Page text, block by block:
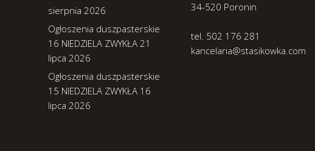
sierpnia 2026
Ogłoszenia duszpasterskie
16 NIEDZIELA ZWYKŁA 21
lipca 2026
Ogłoszenia duszpasterskie
15 NIEDZIELA ZWYKŁA 16
lipca 2026
34-520 Poronin
tel. 502 176 281
kancelaria@stasikowka.com